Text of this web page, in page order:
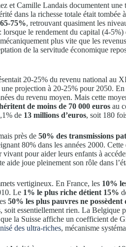
et Camille Landais documentent
dans la richesse totale était tombée à
65-75%, retrouvant quasiment les
le rendement du capital (4-5%)
plus vite que les
de la servitude économique
20-25% du revenu national au
une projection à 20-25% pour 2050.
du revenu moyen. Mais cette
de moins de 70 000 euros au
de 13 millions d’euros, soit 180
près de 50% des transmissions
80% dans les années 2000.
pour aider leurs enfants à
aide joue pleinement son rôle dans
vertigineux. En France, les 10%
Le 1% le plus riche détient 15%
50% les plus pauvres ne
essentiellement rien. La Belgique
la Suisse affiche un coefficient de
des ultra-riches, mécanisme